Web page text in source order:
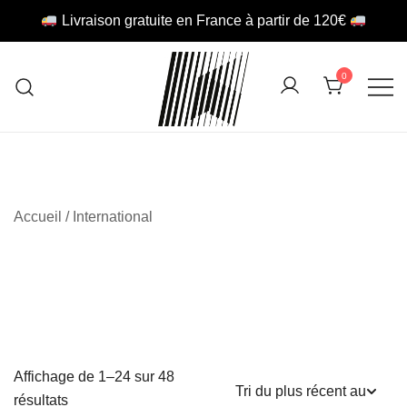
Livraison gratuite en France à partir de 120€
content
0
Accueil / International
Affichage de 1–24 sur 48
résultatsTrié